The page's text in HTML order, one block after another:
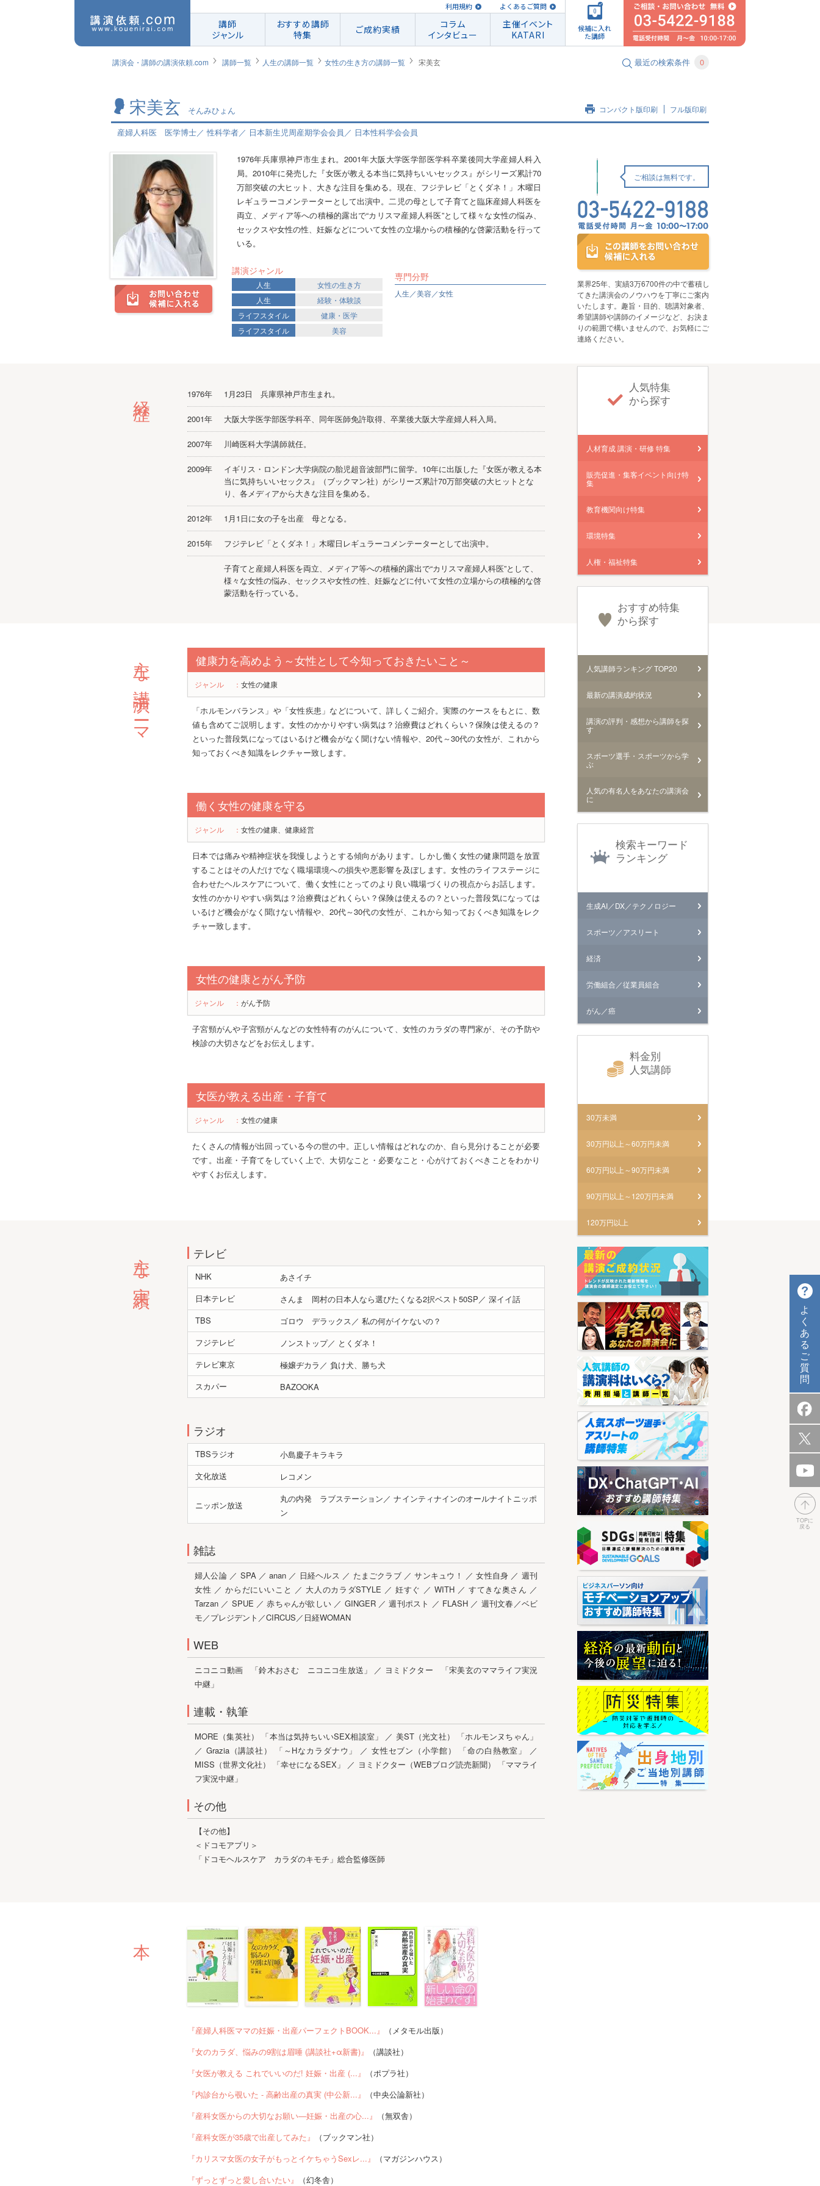
利用規約 よくあるご質問
講師
ジャンル
おすすめ講師
特集
ご成約実績
コラム
インタビュー
主催イベント
KATARI
0
候補に入れ
た講師
講演会・講師の講演依頼.com 講師一覧 人生の講師一覧 女性の生き方の講師一覧 宋美玄 最近の検索条件 0
宋美玄 そんみひょん コンパクト版印刷 フル版印刷
産婦人科医 医学博士／ 性科学者／ 日本新生児周産期学会会員／ 日本性科学会会員
1976年兵庫県神戸市生まれ。2001年大阪大学医学部医学科卒業後同大学産婦人科入
局。2010年に発売した『女医が教える本当に気持ちいいセックス』がシリーズ累計70
万部突破の大ヒット、大きな注目を集める。現在、フジテレビ「とくダネ！」木曜日
レギュラーコメンテーターとして出演中。二児の母として子育てと臨床産婦人科医を
両立、メディア等への積極的露出で“カリスマ産婦人科医”として様々な女性の悩み、
セックスや女性の性、妊娠などについて女性の立場からの積極的な啓蒙活動を行って
いる。
講演ジャンル
人生
女性の生き方
人生
経験・体験談
ライフスタイル
健康・医学
ライフスタイル
美容
専門分野
人生／美容／女性
ご相談は無料です。
業界25年、実績3万6700件の中で蓄積し
てきた講演会のノウハウを丁寧にご案内
いたします。趣旨・目的、聴講対象者、
希望講師や講師のイメージなど、お決ま
りの範囲で構いませんので、お気軽にご
連絡ください。
人気特集
から探す
人材育成 講演・研修 特集
販売促進・集客イベント向け特
集
教育機関向け特集
環境特集
人権・福祉特集
おすすめ特集
から探す
人気講師ランキング TOP20
最新の講演成約状況
講演の評判・感想から講師を探
す
スポーツ選手・スポーツから学
ぶ
人気の有名人をあなたの講演会
に
検索キーワード
ランキング
生成AI／DX／テクノロジー
スポーツ／アスリート
経済
労働組合／従業員組合
がん／癌
料金別
人気講師
30万未満
30万円以上～60万円未満
60万円以上～90万円未満
90万円以上～120万円未満
120万円以上
1976年 1月23日 兵庫県神戸市生まれ。
2001年 大阪大学医学部医学科卒、同年医師免許取得、卒業後大阪大学産婦人科入局。
2007年 川崎医科大学講師就任。
2009年
イギリス・ロンドン大学病院の胎児超音波部門に留学。10年に出版した『女医が教える本
当に気持ちいいセックス』（ブックマン社）がシリーズ累計70万部突破の大ヒットとな
り、各メディアから大きな注目を集める。
2012年 1月1日に女の子を出産 母となる。
2015年 フジテレビ「とくダネ！」木曜日レギュラーコメンテーターとして出演中。
子育てと産婦人科医を両立、メディア等への積極的露出で“カリスマ産婦人科医”として、
様々な女性の悩み、セックスや女性の性、妊娠などに付いて女性の立場からの積極的な啓
蒙活動を行っている。
主な講演テーマ 健康力を高めよう～女性として今知っておきたいこと～
ジャンル ： 女性の健康
「ホルモンバランス」や「女性疾患」などについて、詳しくご紹介。実際のケースをもとに、数
値も含めてご説明します。女性のかかりやすい病気は？治療費はどれくらい？保険は使えるの？
といった普段気になってはいるけど機会がなく聞けない情報や、20代～30代の女性が、これから
知っておくべき知識をレクチャー致します。
働く女性の健康を守る
ジャンル ： 女性の健康、健康経営
日本では痛みや精神症状を我慢しようとする傾向があります。しかし働く女性の健康問題を放置
することはその人だけでなく職場環境への損失や悪影響を及ぼします。女性のライフステージに
合わせたヘルスケアについて、働く女性にとってのより良い職場づくりの視点からお話します。
女性のかかりやすい病気は？治療費はどれくらい？保険は使えるの？といった普段気になっては
いるけど機会がなく聞けない情報や、20代～30代の女性が、これから知っておくべき知識をレク
チャー致します。
女性の健康とがん予防
ジャンル ： がん予防
子宮頸がんや子宮頸がんなどの女性特有のがんについて、女性のカラダの専門家が、その予防や
検診の大切さなどをお伝えします。
女医が教える出産・子育て
ジャンル ： 女性の健康
たくさんの情報が出回っている今の世の中。正しい情報はどれなのか、自ら見分けることが必要
です。出産・子育てをしていく上で、大切なこと・必要なこと・心がけておくべきことをわかり
やすくお伝えします。
主な実績 テレビ
NHK
あさイチ
日本テレビ
さんま 岡村の日本人なら選びたくなる2択ベスト50SP／ 深イイ話
TBS
ゴロウ デラックス／ 私の何がイケないの？
フジテレビ
ノンストップ／ とくダネ！
テレビ東京
極嬢ヂカラ ／ 負け犬、勝ち犬
スカパー
BAZOOKA
ラジオ
TBSラジオ
小島慶子キラキラ
文化放送
レコメン
ニッポン放送
丸の内発 ラブステーション／ ナインティナインのオールナイトニッポ
ン
雑誌
婦人公論 ／ SPA ／ anan ／ 日経ヘルス ／ たまごクラブ ／ サンキュウ！ ／ 女性自身 ／ 週刊
女性 ／ からだにいいこと ／ 大人のカラダSTYLE ／ 妊すぐ ／ WITH ／ すてきな奥さん ／
Tarzan ／ SPUE ／ 赤ちゃんが欲しい ／ GINGER ／ 週刊ポスト ／ FLASH ／ 週刊文春／ベビ
モ／プレジデント／CIRCUS／日経WOMAN
WEB
ニコニコ動画 「鈴木おさむ ニコニコ生放送」 ／ ヨミドクター 「宋美玄のママライフ実況
中継」
連載・執筆
MORE（集英社） 「本当は気持ちいいSEX相談室」 ／ 美ST（光文社） 「ホルモンヌちゃん」
／ Grazia（講談社） 「～Hなカラダナウ」 ／ 女性セブン（小学館） 「命の白熱教室」
／
MISS（世界文化社） 「幸せになるSEX」 ／ ヨミドクター（WEBブログ読売新聞） 「ママライ
フ実況中継」
その他
【その他】
＜ドコモアプリ＞
「ドコモヘルスケア カラダのキモチ」総合監修医師
『産婦人科医ママの妊娠・出産パーフェクトBOOK...』
（メタモル出版）
『女のカラダ、悩みの9割は眉唾 (講談社+α新書)』
（講談社）
『女医が教える これでいいのだ! 妊娠・出産 (...』
（ポプラ社）
『内診台から覗いた - 高齢出産の真実 (中公新...』
（中央公論新社）
『産科女医からの大切なお願い―妊娠・出産の心...』
（無双舎）
『産科女医が35歳で出産してみた』
（ブックマン社）
『カリスマ女医の女子がもっとイケちゃうSexレ...』
（マガジンハウス）
『ずっとずっと愛し合いたい』
（幻冬舎）
よ
く
あ
る
ご
質
問
TOPに
戻る